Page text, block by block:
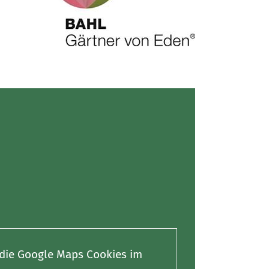
Google Maps Cookies im